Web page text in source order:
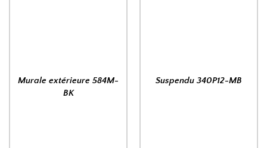
Murale extérieure 584M-
BK
Suspendu 340P12-MB